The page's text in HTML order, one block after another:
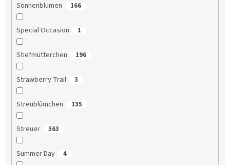
Sonnenblumen 166
Special Occasion 1
Stiefmütterchen 196
Strawberry Trail 3
Streublümchen 135
Streuer 563
Summer Day 4